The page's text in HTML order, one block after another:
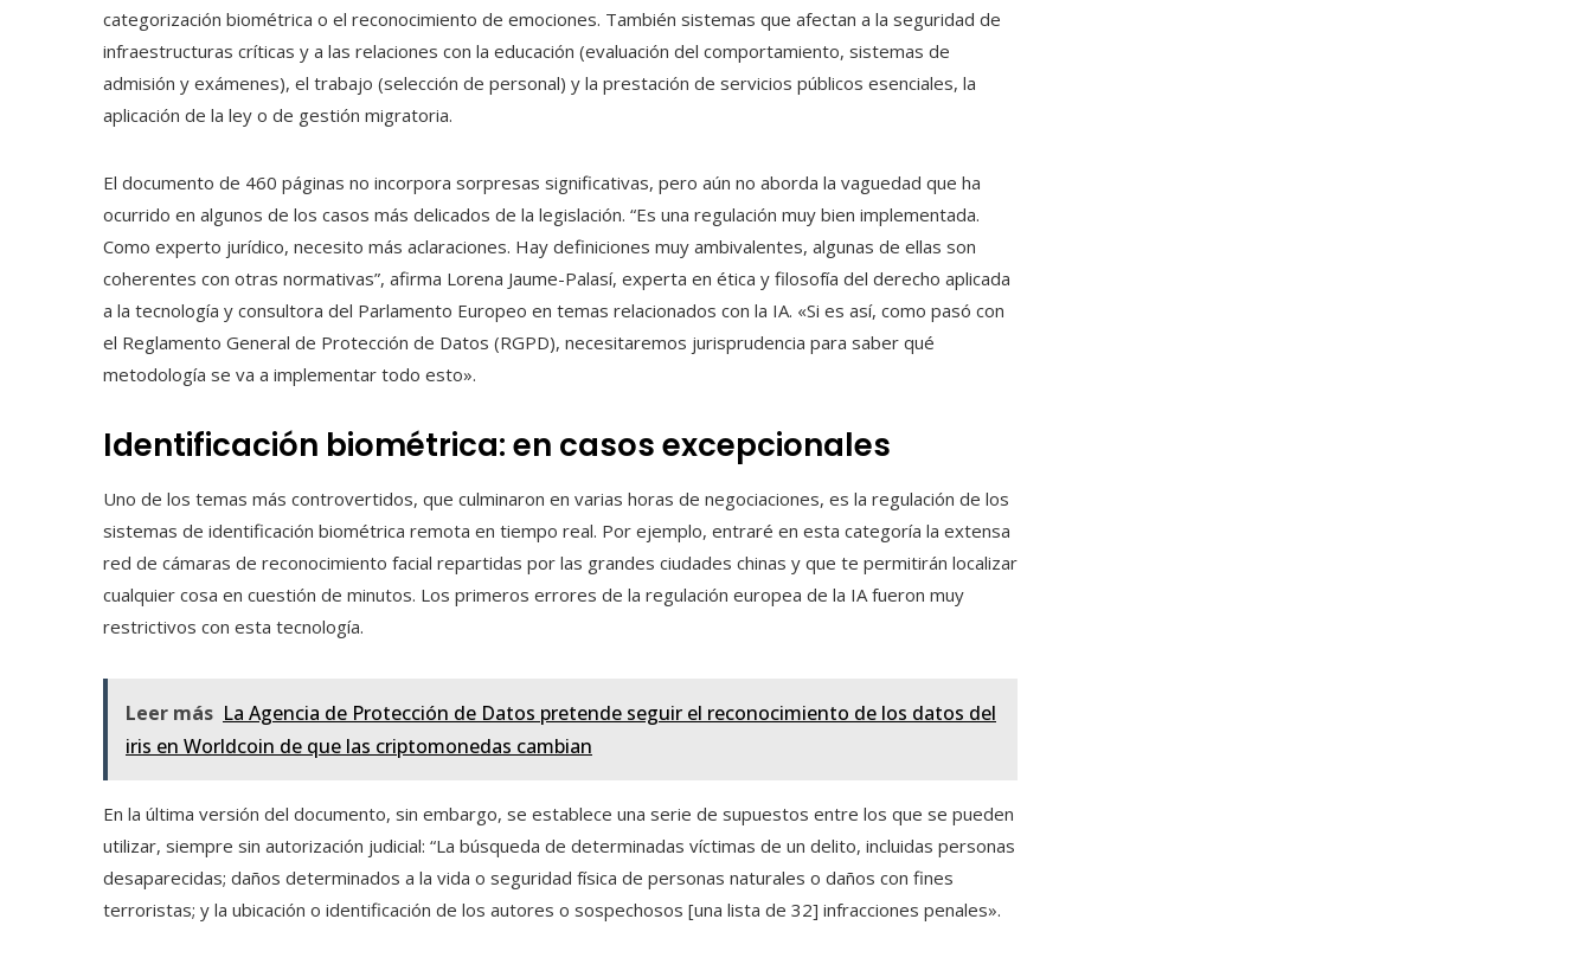
categorización biométrica o el reconocimiento de emociones. También sistemas que afectan a la seguridad de
infraestructuras críticas y a las relaciones con la educación (evaluación del comportamiento, sistemas de
admisión y exámenes), el trabajo (selección de personal) y la prestación de servicios públicos esenciales, la
aplicación de la ley o de gestión migratoria.
El documento de 460 páginas no incorpora sorpresas significativas, pero aún no aborda la vaguedad que ha
ocurrido en algunos de los casos más delicados de la legislación. “Es una regulación muy bien implementada.
Como experto jurídico, necesito más aclaraciones. Hay definiciones muy ambivalentes, algunas de ellas son
coherentes con otras normativas”, afirma Lorena Jaume-Palasí, experta en ética y filosofía del derecho aplicada
a la tecnología y consultora del Parlamento Europeo en temas relacionados con la IA. «Si es así, como pasó con
el Reglamento General de Protección de Datos (RGPD), necesitaremos jurisprudencia para saber qué
metodología se va a implementar todo esto».
Identificación biométrica: en casos excepcionales
Uno de los temas más controvertidos, que culminaron en varias horas de negociaciones, es la regulación de los
sistemas de identificación biométrica remota en tiempo real. Por ejemplo, entraré en esta categoría la extensa
red de cámaras de reconocimiento facial repartidas por las grandes ciudades chinas y que te permitirán localizar
cualquier cosa en cuestión de minutos. Los primeros errores de la regulación europea de la IA fueron muy
restrictivos con esta tecnología.
Leer más La Agencia de Protección de Datos pretende seguir el reconocimiento de los datos del
iris en Worldcoin de que las criptomonedas cambian
En la última versión del documento, sin embargo, se establece una serie de supuestos entre los que se pueden
utilizar, siempre sin autorización judicial: “La búsqueda de determinadas víctimas de un delito, incluidas personas
desaparecidas; daños determinados a la vida o seguridad física de personas naturales o daños con fines
terroristas; y la ubicación o identificación de los autores o sospechosos [una lista de 32] infracciones penales».